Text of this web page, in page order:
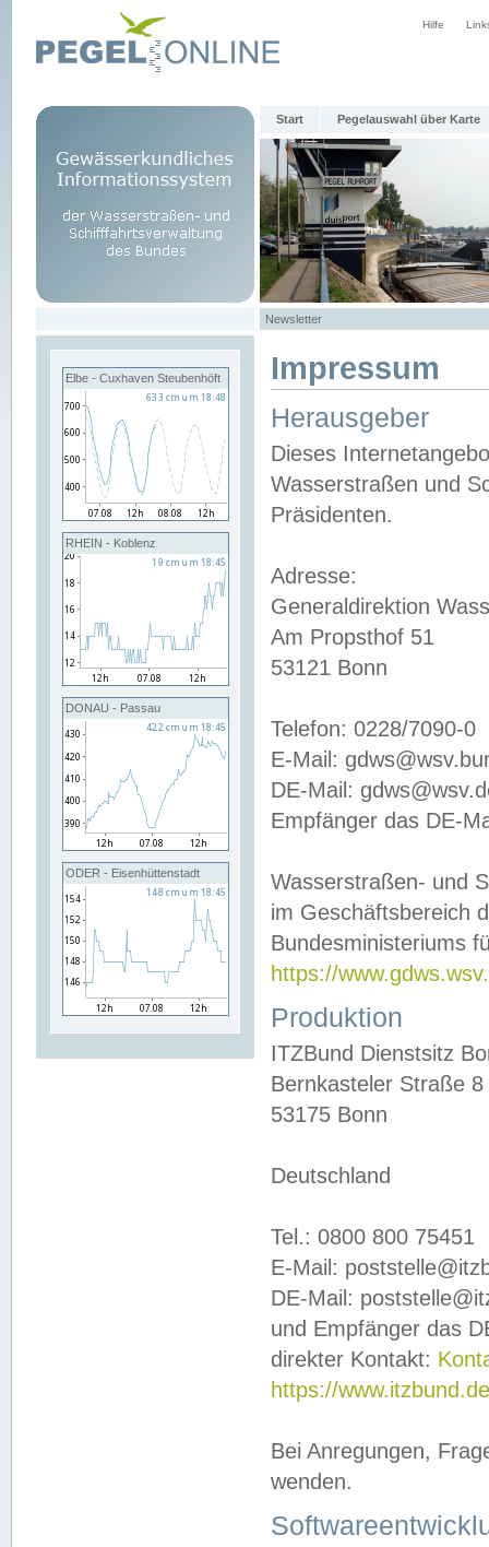
Hilfe
Start Pegelauswahl über Karte
Newsletter
Elbe - Cuxhaven Steubenhöft
RHEIN - Koblenz
DONAU - Passau
ODER - Eisenhüttenstadt
Impressum
Herausgeber
Dieses
Wasserstraßen und
Präsidenten.
Adresse:
Generaldirektion
Am Propsthof 51
53121 Bonn
Telefon: 0228/7090-0
E-Mail:
DE-Mail:
Empfänger das DE-
Wasserstraßen- und
im Geschäftsbereich
Bundesministeriums
https://
Produktion
ITZBund Dienstsitz
Bernkasteler Straße 8
53175 Bonn
Deutschland
Tel.: 0800 800 75451
E-Mail:
DE-Mail:
und Empfänger das
direkter Kontakt:
https://
Bei Anregungen,
wenden.